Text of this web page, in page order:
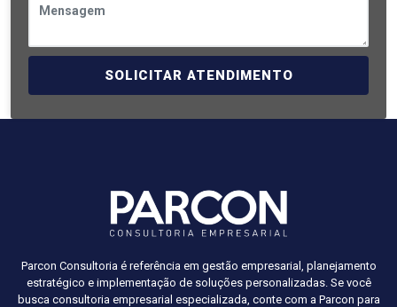
SOLICITAR ATENDIMENTO
Parcon Consultoria é referência em gestão empresarial, planejamento
estratégico e implementação de soluções personalizadas. Se você
busca consultoria empresarial especializada, conte com a Parcon para